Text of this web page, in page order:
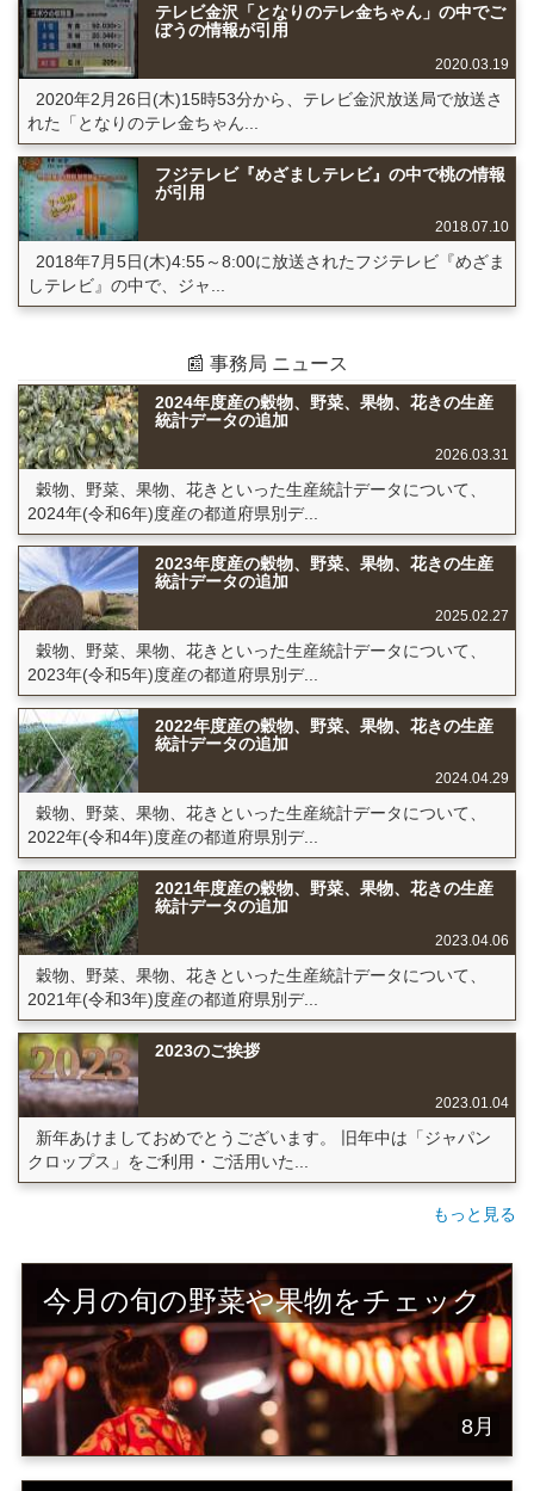
テレビ金沢「となりのテレ金ちゃん」の中でご
ぼうの情報が引用
2020.03.19
2020年2月26日(木)15時53分から、テレビ金沢放送局で放送さ
れた「となりのテレ金ちゃん...
フジテレビ『めざましテレビ』の中で桃の情報
が引用
2018.07.10
2018年7月5日(木)4:55～8:00に放送されたフジテレビ『めざま
しテレビ』の中で、ジャ...
📰 事務局 ニュース
2024年度産の穀物、野菜、果物、花きの生産
統計データの追加
2026.03.31
穀物、野菜、果物、花きといった生産統計データについて、
2024年(令和6年)度産の都道府県別デ...
2023年度産の穀物、野菜、果物、花きの生産
統計データの追加
2025.02.27
穀物、野菜、果物、花きといった生産統計データについて、
2023年(令和5年)度産の都道府県別デ...
2022年度産の穀物、野菜、果物、花きの生産
統計データの追加
2024.04.29
穀物、野菜、果物、花きといった生産統計データについて、
2022年(令和4年)度産の都道府県別デ...
2021年度産の穀物、野菜、果物、花きの生産
統計データの追加
2023.04.06
穀物、野菜、果物、花きといった生産統計データについて、
2021年(令和3年)度産の都道府県別デ...
2023のご挨拶
2023.01.04
新年あけましておめでとうございます。 旧年中は「ジャパン
クロップス」をご利用・ご活用いた...
もっと見る
今月の旬の野菜や果物をチェック
8月